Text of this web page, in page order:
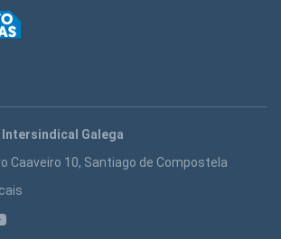
Galega
Caaveiro 10, Santiago de Compostela